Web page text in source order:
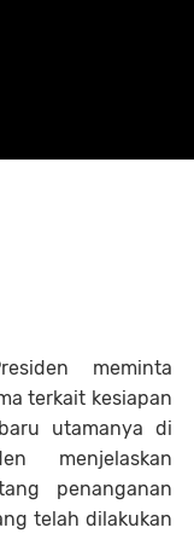
meminta
terkait kesiapan
utamanya di
menjelaskan
penanganan
telah dilakukan